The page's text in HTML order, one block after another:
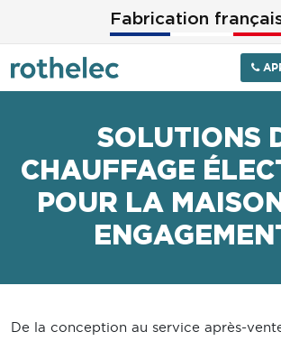
Aller au contenu principal
Fabrication
SOLUTIONS
CHAUFFAGE
POUR LA
De la conception au service après-